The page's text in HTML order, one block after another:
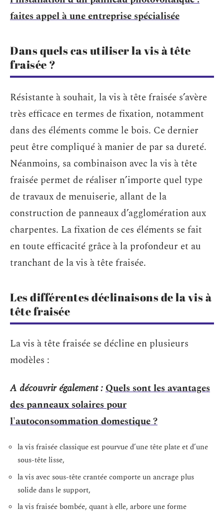
faites appel à une entreprise spécialisée
Dans quels cas utiliser la vis à tête
fraisée ?
Résistante à souhait, la vis à tête fraisée s’avère
très efficace en termes de fixation, notamment
dans des éléments comme le bois. Ce dernier
peut être compliqué à manier de par sa dureté.
Néanmoins, sa combinaison avec la vis à tête
fraisée permet de réaliser n’importe quel type
de travaux de menuiserie, allant de la
construction de panneaux d’agglomération aux
charpentes. La fixation de ces éléments se fait
en toute efficacité grâce à la profondeur et au
tranchant de la vis à tête fraisée.
Les différentes déclinaisons de la vis à
tête fraisée
La vis à tête fraisée se décline en plusieurs
modèles :
A découvrir également :Quels sont les avantages
des panneaux solaires pour
l'autoconsommation domestique ?
la vis fraisée classique est pourvue d’une tête plate et d’une
sous-tête lisse,
la vis avec sous-tête crantée comporte un ancrage plus
solide dans le support,
la vis fraisée bombée, quant à elle, arbore une forme